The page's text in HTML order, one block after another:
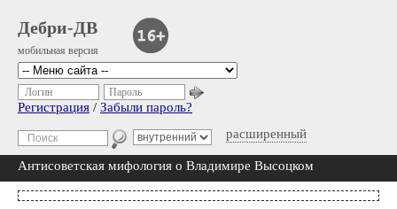
Дебри-ДВ
мобильная версия
расширенный
Логин Пароль
Регистрация / Забыли пароль?
Антисоветская мифология о Владимире Высоцком